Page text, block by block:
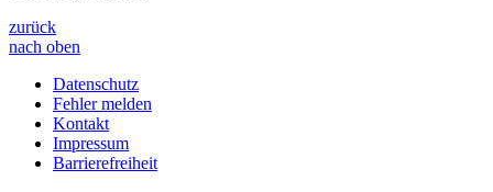
zurück
nach oben
Datenschutz
Fehler melden
Kontakt
Impressum
Barrierefreiheit